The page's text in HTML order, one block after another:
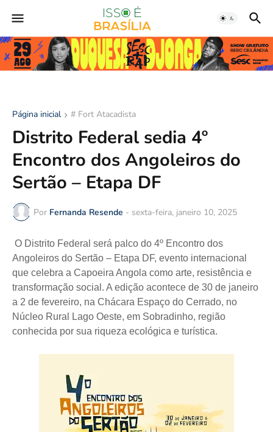
Página inicial # Fort Atacadista
Distrito Federal sedia 4º
Encontro dos Angoleiros do
Sertão – Etapa DF
Por Fernanda Resende - sexta-feira, janeiro 10, 2025
O Distrito Federal será palco do 4º Encontro dos
Angoleiros do Sertão – Etapa DF, evento internacional
que celebra a Capoeira Angola como arte, resistência e
transformação social. A edição acontece de 30 de janeiro
a 2 de fevereiro, na Chácara Espaço do Cerrado, no
Núcleo Rural Lago Oeste, em Sobradinho, região
conhecida por sua riqueza ecológica e turística.